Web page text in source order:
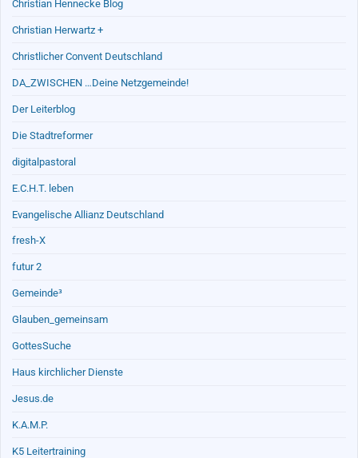
Christian Hennecke Blog
Christian Herwartz +
Christlicher Convent Deutschland
DA_ZWISCHEN …Deine Netzgemeinde!
Der Leiterblog
Die Stadtreformer
digitalpastoral
E.C.H.T. leben
Evangelische Allianz Deutschland
fresh-X
futur 2
Gemeinde³
Glauben_gemeinsam
GottesSuche
Haus kirchlicher Dienste
Jesus.de
K.A.M.P.
K5 Leitertraining